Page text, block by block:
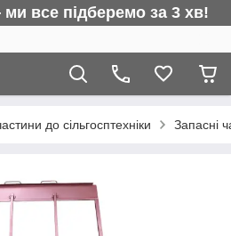
все підберемо за 3 хв!
до сільгосптехніки Запасні